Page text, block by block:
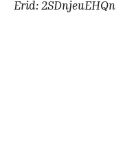
Erid: 2SDnjeuEHQn